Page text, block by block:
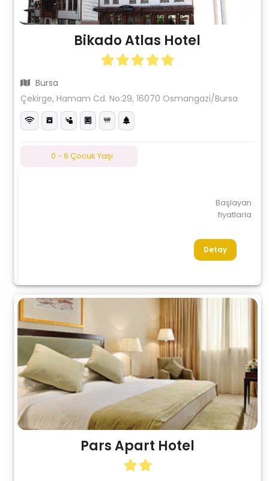
Bikado Atlas Hotel
Bursa
Çekirge, Hamam Cd. No:29, 16070 Osmangazi/Bursa
0 - 6 Çocuk Yaşı
Başlayan
fiyatlarla
Detay
Pars Apart Hotel